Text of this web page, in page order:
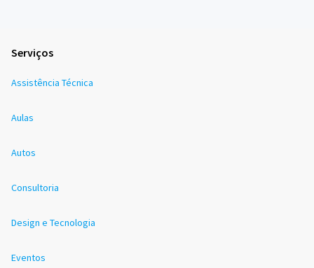
Serviços
Assistência Técnica
Aulas
Autos
Consultoria
Design e Tecnologia
Eventos